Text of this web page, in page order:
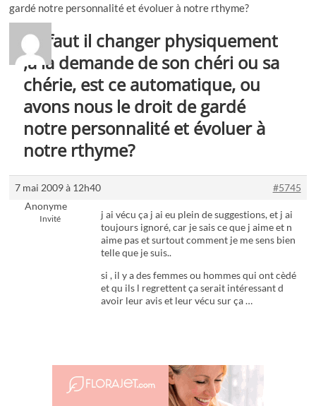
gardé notre personnalité et évoluer à notre rthyme?
Re:faut il changer physiquement
,à la demande de son chéri ou sa
chérie, est ce automatique, ou
avons nous le droit de gardé
notre personnalité et évoluer à
notre rthyme?
7 mai 2009 à 12h40
#5745
Anonyme
Invité
j ai vécu ça j ai eu plein de suggestions, et j ai
toujours ignoré, car je sais ce que j aime et n
aime pas et surtout comment je me sens bien
telle que je suis..
si , il y a des femmes ou hommes qui ont cèdé
et qu ils l regrettent ça serait intéressant d
avoir leur avis et leur vécu sur ça …